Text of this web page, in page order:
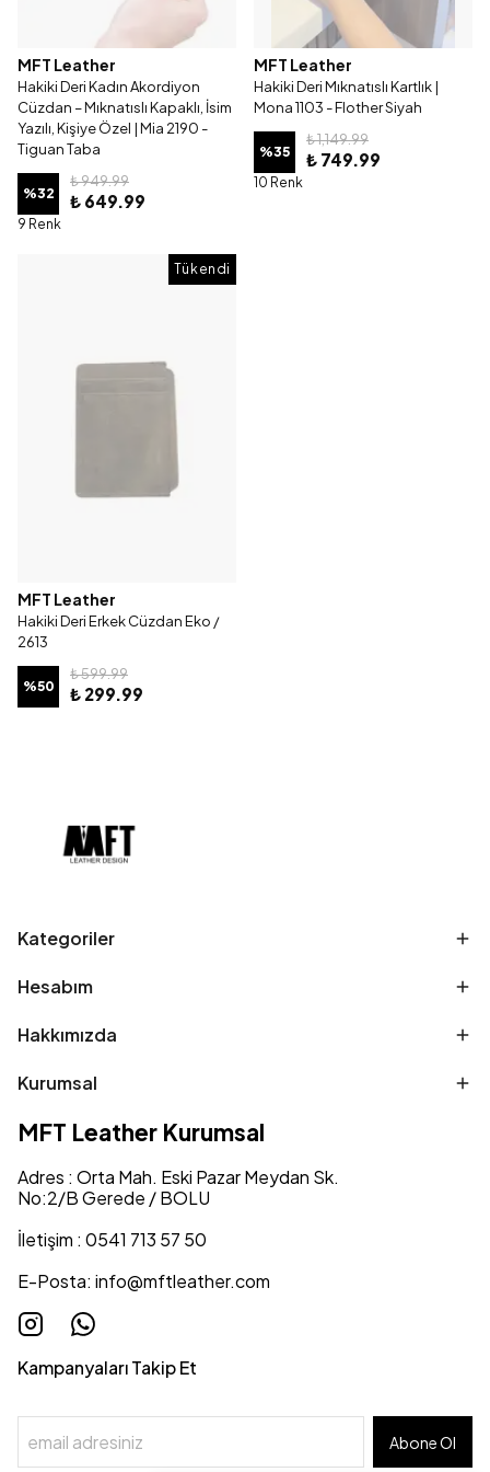
MFT Leather
Hakiki Deri Kadın Akordiyon
Cüzdan – Mıknatıslı Kapaklı, İsim
Yazılı, Kişiye Özel | Mia 2190 -
Tiguan Taba
%32
₺ 949.99
₺ 649.99
9 Renk
MFT Leather
Hakiki Deri Mıknatıslı Kartlık |
Mona 1103 - Flother Siyah
%35
₺ 1,149.99
₺ 749.99
10 Renk
Tükendi
MFT Leather
Hakiki Deri Erkek Cüzdan Eko /
2613
%50
₺ 599.99
₺ 299.99
Kategoriler
Hesabım
Hakkımızda
Kurumsal
MFT Leather Kurumsal
Adres : Orta Mah. Eski Pazar Meydan Sk.
No:2/B Gerede / BOLU
İletişim : 0541 713 57 50
E-Posta: info@mftleather.com
Kampanyaları Takip Et
Abone Ol